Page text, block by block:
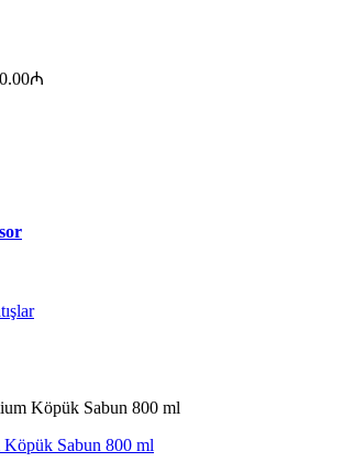
0.00₼
Köpük Sabun 800 ml